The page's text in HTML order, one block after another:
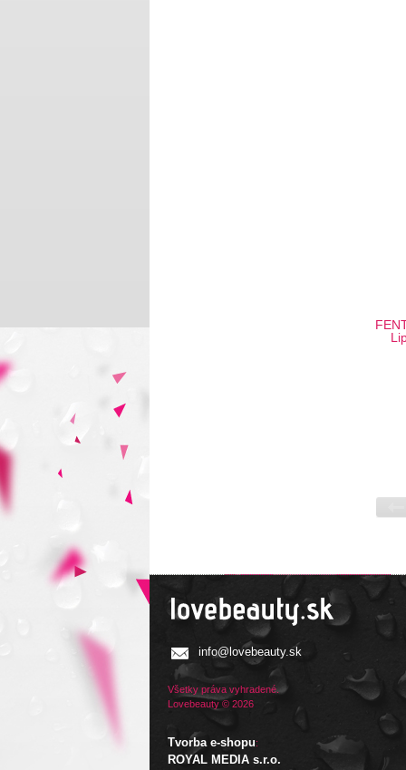
info@lovebeauty.sk
Všetky práva vyhradené.
Lovebeauty © 2026
Tvorba e-shopu:
ROYAL MEDIA s.r.o.